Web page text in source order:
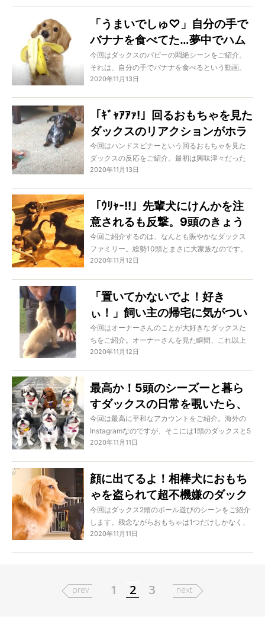
「うまいでしゅ♡」自分の手で
バナナを食べてた…夢中でハム
ハムするダックスパピーに胸キ
ュン【動画】
今回はダックスのパピーの悶絶シーンをご紹介。
それは、自分の手でバナナを食べるという動画。
驚くほどに上手だし超愛らしいしで、心が忙しく
2020年11月13日
「ｷﾞｬｱｱｧ!」回るおもちゃを見た
ダックスのリアクションがホラ
ー映画ばりの撮れ高だった【動
画】
今回はハンドスピナーという回るおもちゃを見た
ダックスの反応をご紹介。最初は興味津々だった
のに、途中から怖がりスイッチオン。幽霊を見た
2020年11月13日
「ｳﾘｬ-!!」先輩犬にけんかを注
意されるも反撃。9頭のきょう
だいと暮らすダックスパピーが
強い【動画】
今回ご紹介するのは、なんとも賑やかなダックス
ファミリー。総勢10頭とまさに大家族なのです。
それはもうパワフルで、毎日が運動会状態。見れ
2020年11月12日
「置いてかないでよ！好き
ぃ！」飼い主の帰宅に気がつい
た瞬間、熱烈歓迎するダックス
3頭に胸キュン【動画あり】
今回はオーナーさんのことが大好きなダックスた
ちをご紹介。オーナーさんを見た瞬間、これ以上
ないほどに尻尾をフリフリ。後ろ姿だけでも超喜
2020年11月12日
最高か！5頭のシーズーと暮ら
すダックスの日常を覗いたら、
穏やかだしオモロだしで見ごた
えがありすぎた！
今回は最高に平和なアカウントをご紹介。海外の
Instagramなのですが、そこには1頭のダックスと5
頭のシーズーという大家族の日常がありました。
ださい。
2020年11月11日
顔に出てるよ！相棒犬におもち
ゃを盗られて超不機嫌のダック
ス。「負けるもんか」と逆襲が
始まった【ダックス動画】
今回はダックス2頭のボール遊びのシーンをご紹介
します。残念ながらおもちゃは1つだけしかなく、
取り合いに。負けたダックスの反撃ぶりに笑って
2020年11月11日
prev 1 2 3 next